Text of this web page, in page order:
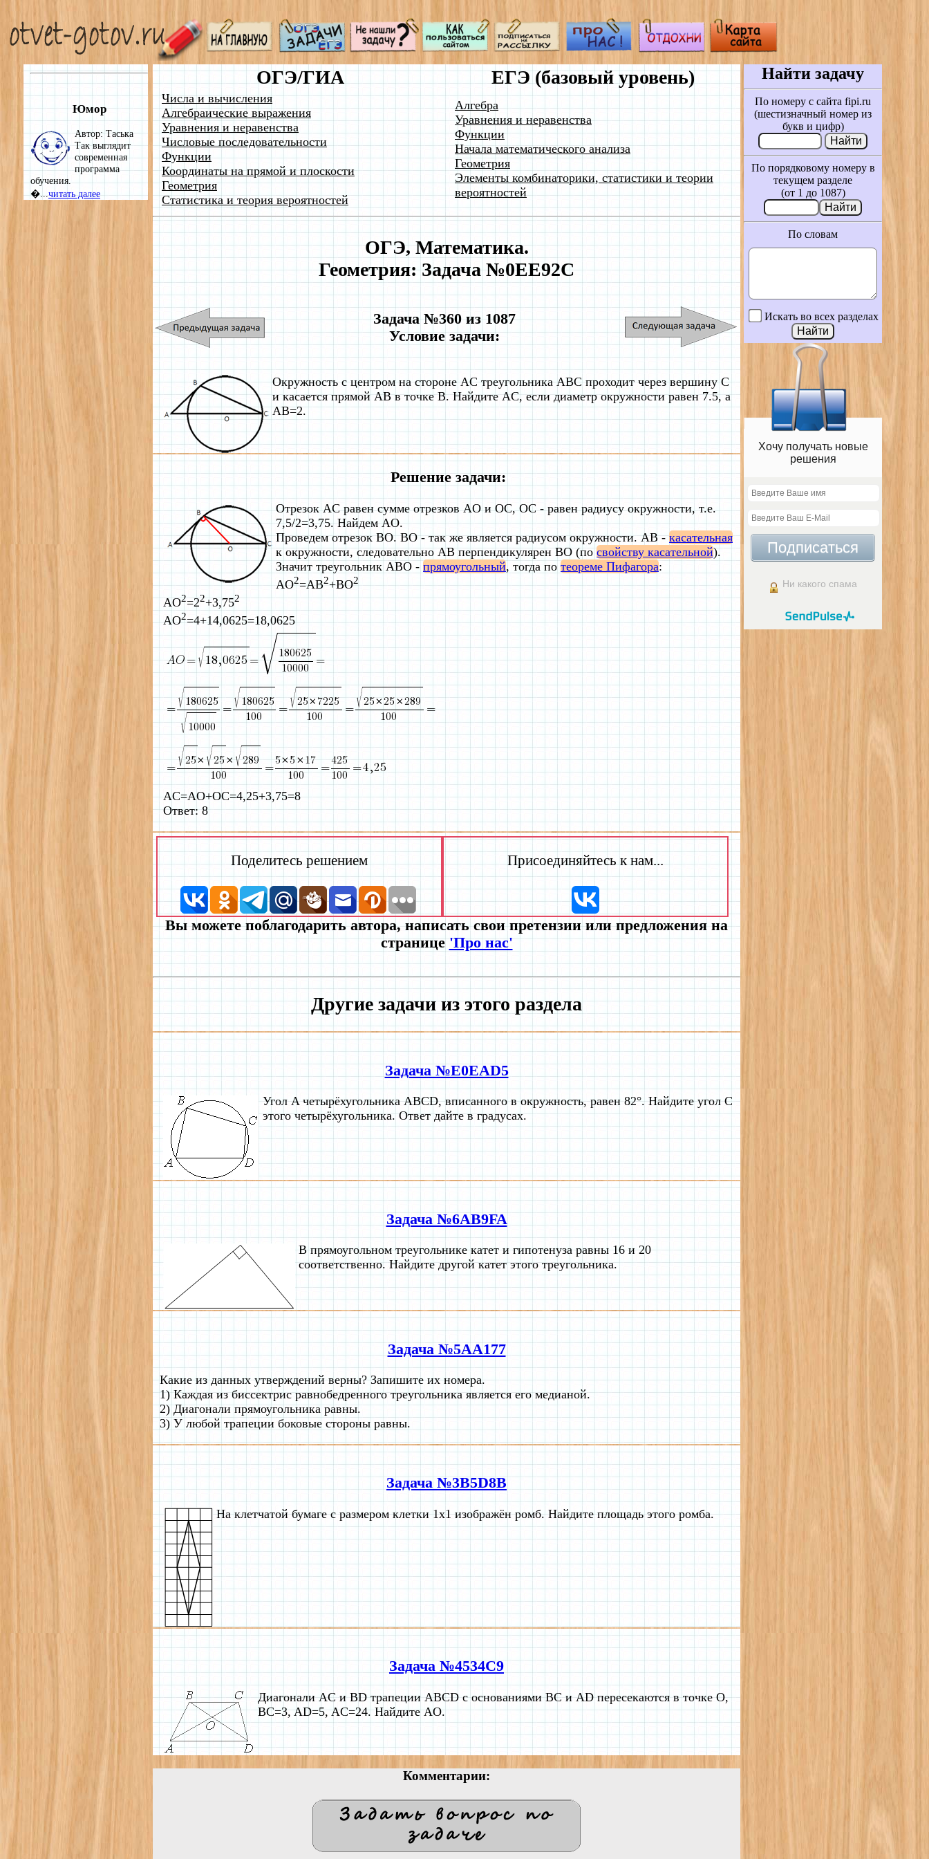
Юмор
Автор: Таська
Так выглядит
современная
программа
обучения.
�...читать далее
ОГЭ/ГИА ЕГЭ (базовый уровень)
Числа и вычисления
Алгебраические выражения
Уравнения и неравенства
Числовые последовательности
Функции
Координаты на прямой и плоскости
Геометрия
Статистика и теория вероятностей
Алгебра
Уравнения и неравенства
Функции
Начала математического анализа
Геометрия
Элементы комбинаторики, статистики и теории
вероятностей
ОГЭ, Математика.
Геометрия: Задача №0EE92C
Задача №360 из 1087
Условие задачи:
Окружность с центром на стороне AC треугольника ABC проходит через вершину C
и касается прямой AB в точке B. Найдите AC, если диаметр окружности равен 7.5, а
AB=2.
Решение задачи:
Отрезок AC равен сумме отрезков AO и OC, OC - равен радиусу окружности, т.е.
7,5/2=3,75. Найдем AO.
Проведем отрезок BO. BO - так же является радиусом окружности. AB -касательная
к окружности, следовательно AB перпендикулярен BO (посвойству касательной).
Значит треугольник ABO - прямоугольный, тогда по теореме Пифагора:
AO2=AB2+BO2
AO2=22+3,752
AO2=4+14,0625=18,0625
AC=AO+OC=4,25+3,75=8
Ответ: 8
Поделитесь решением Присоединяйтесь к нам...
Вы можете поблагодарить автора, написать свои претензии или предложения на
странице'Про нас'
Другие задачи из этого раздела
Задача №E0EAD5
Угол A четырёхугольника ABCD, вписанного в окружность, равен 82°. Найдите угол C
этого четырёхугольника. Ответ дайте в градусах.
Задача №6AB9FA
В прямоугольном треугольнике катет и гипотенуза равны 16 и 20
соответственно. Найдите другой катет этого треугольника.
Задача №5AA177
Какие из данных утверждений верны? Запишите их номера.
1) Каждая из биссектрис равнобедренного треугольника является его медианой.
2) Диагонали прямоугольника равны.
3) У любой трапеции боковые стороны равны.
Задача №3B5D8B
На клетчатой бумаге с размером клетки 1x1 изображён ромб. Найдите площадь этого ромба.
Задача №4534C9
Диагонали AC и BD трапеции ABCD с основаниями BC и AD пересекаются в точке O,
BC=3, AD=5, AC=24. Найдите AO.
Комментарии:
Найти задачу
По номеру с сайта fipi.ru
(шестизначный номер из
букв и цифр)
По порядковому номеру в
текущем разделе
(от 1 до 1087)
По словам
Искать во всех разделах
Хочу получать новые
решения
Подписаться
Ни какого спама